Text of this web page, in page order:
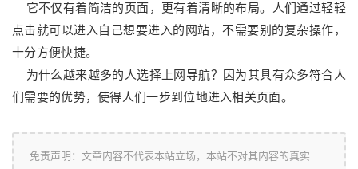
它不仅有着简洁的页面，更有着清晰的布局。人们通过轻轻
点击就可以进入自己想要进入的网站，不需要别的复杂操作，
十分方便快捷。
为什么越来越多的人选择上网导航？因为其具有众多符合人
们需要的优势，使得人们一步到位地进入相关页面。
免责声明：文章内容不代表本站立场，本站不对其内容的真实